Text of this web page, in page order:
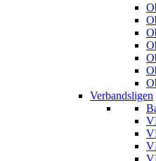
Verbandsligen